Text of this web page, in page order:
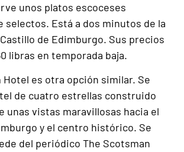
unos platos escoceses
selectos. Está a dos minutos de la
de Edimburgo. Sus precios
libras en temporada baja.
Hotel es otra opción similar. Se
de cuatro estrellas construido
unas vistas maravillosas hacia el
y el centro histórico. Se
del periódico The Scotsman